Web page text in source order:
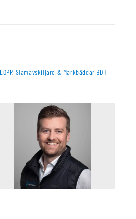
, Slamavskiljare & Markbäddar BDT